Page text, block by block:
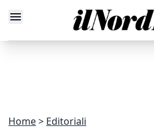
Home Editoriali